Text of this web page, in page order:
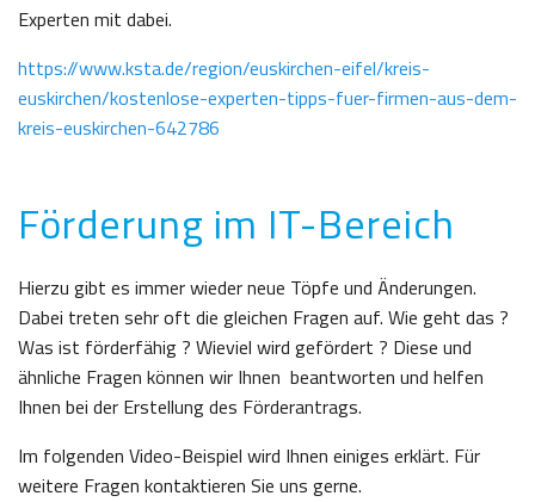
Experten mit dabei.
https://www.ksta.de/region/euskirchen-eifel/kreis-
euskirchen/kostenlose-experten-tipps-fuer-firmen-aus-dem-
kreis-euskirchen-642786
Förderung im IT-Bereich
Hierzu gibt es immer wieder neue Töpfe und Änderungen.
Dabei treten sehr oft die gleichen Fragen auf. Wie geht das ?
Was ist förderfähig ? Wieviel wird gefördert ? Diese und
ähnliche Fragen können wir Ihnen beantworten und helfen
Ihnen bei der Erstellung des Förderantrags.
Im folgenden Video-Beispiel wird Ihnen einiges erklärt. Für
weitere Fragen kontaktieren Sie uns gerne.